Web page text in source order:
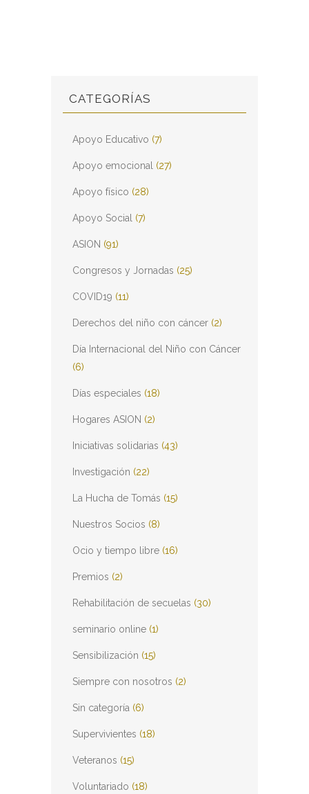
CATEGORÍAS
Apoyo Educativo (7)
Apoyo emocional (27)
Apoyo físico (28)
Apoyo Social (7)
ASION (91)
Congresos y Jornadas (25)
COVID19 (11)
Derechos del niño con cáncer (2)
Día Internacional del Niño con Cáncer
(6)
Días especiales (18)
Hogares ASION (2)
Iniciativas solidarias (43)
Investigación (22)
La Hucha de Tomás (15)
Nuestros Socios (8)
Ocio y tiempo libre (16)
Premios (2)
Rehabilitación de secuelas (30)
seminario online (1)
Sensibilización (15)
Siempre con nosotros (2)
Sin categoría (6)
Supervivientes (18)
Veteranos (15)
Voluntariado (18)